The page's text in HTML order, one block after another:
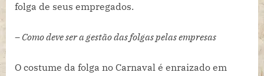
folga de seus empregados.
– Como deve ser a gestão das folgas pelas empresas
O costume da folga no Carnaval é enraizado em